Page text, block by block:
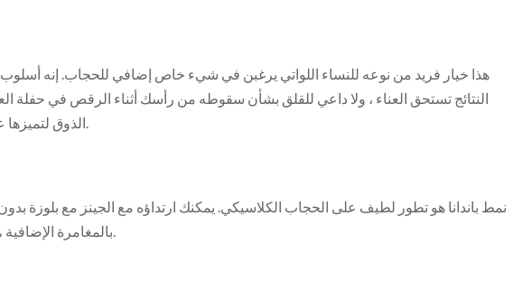
هذا خيار فريد من نوعه للنساء اللواتي يرغبن في شيء خاص إضافي للحجاب. إنه
النتائج تستحق العناء ، ولا داعي للقلق بشأن سقوطه من رأسك أثناء الرقص في حفلة
الذوق لتميزها عن خيارات الحجاب الأخرى في السوق.
نمط باندانا هو تطور لطيف على الحجاب الكلاسيكي. يمكنك ارتداؤه مع الجينز مع بلوزة